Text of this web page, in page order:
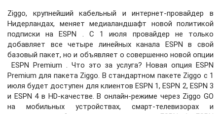
Ziggo, крупнейший кабельный и интернет-провайдер в
Нидерландах, меняет медиаландшафт новой политикой
подписки на ESPN . С 1 июля провайдер не только
добавляет все четыре линейных канала ESPN в свой
базовый пакет, но и объявляет о совершенно новой опции
ESPN Premium . Что это за услуга? Новая опция ESPN
Premium для пакета Ziggo. В стандартном пакете Ziggo с 1
июля будет доступен для клиентов ESPN 1, ESPN 2, ESPN 3
и ESPN 4 в HD-качестве. В онлайн-режиме через Ziggo GO
на мобильных устройствах, смарт-телевизорах и